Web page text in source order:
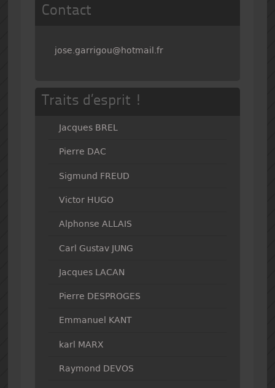
Contact
jose.garrigou@hotmail.fr
Traits d’esprit !
Jacques BREL
Pierre DAC
Sigmund FREUD
Victor HUGO
Alphonse ALLAIS
Carl Gustav JUNG
Jacques LACAN
Pierre DESPROGES
Emmanuel KANT
karl MARX
Raymond DEVOS